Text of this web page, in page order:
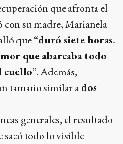
que afronta el
con su madre, Marianela
que “duró siete horas.
que abarcaba todo
cuello”. Además,
tamaño similar ados
generales, el resultado
sacó todo lo visible